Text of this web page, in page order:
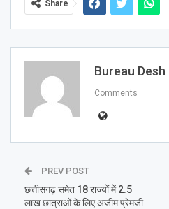
Share
Bureau
Comments
PREV POST
छत्तीसगढ़ समेत 18 राज्यों में 2.5
लाख छात्राओं के लिए अजीम प्रेमजी